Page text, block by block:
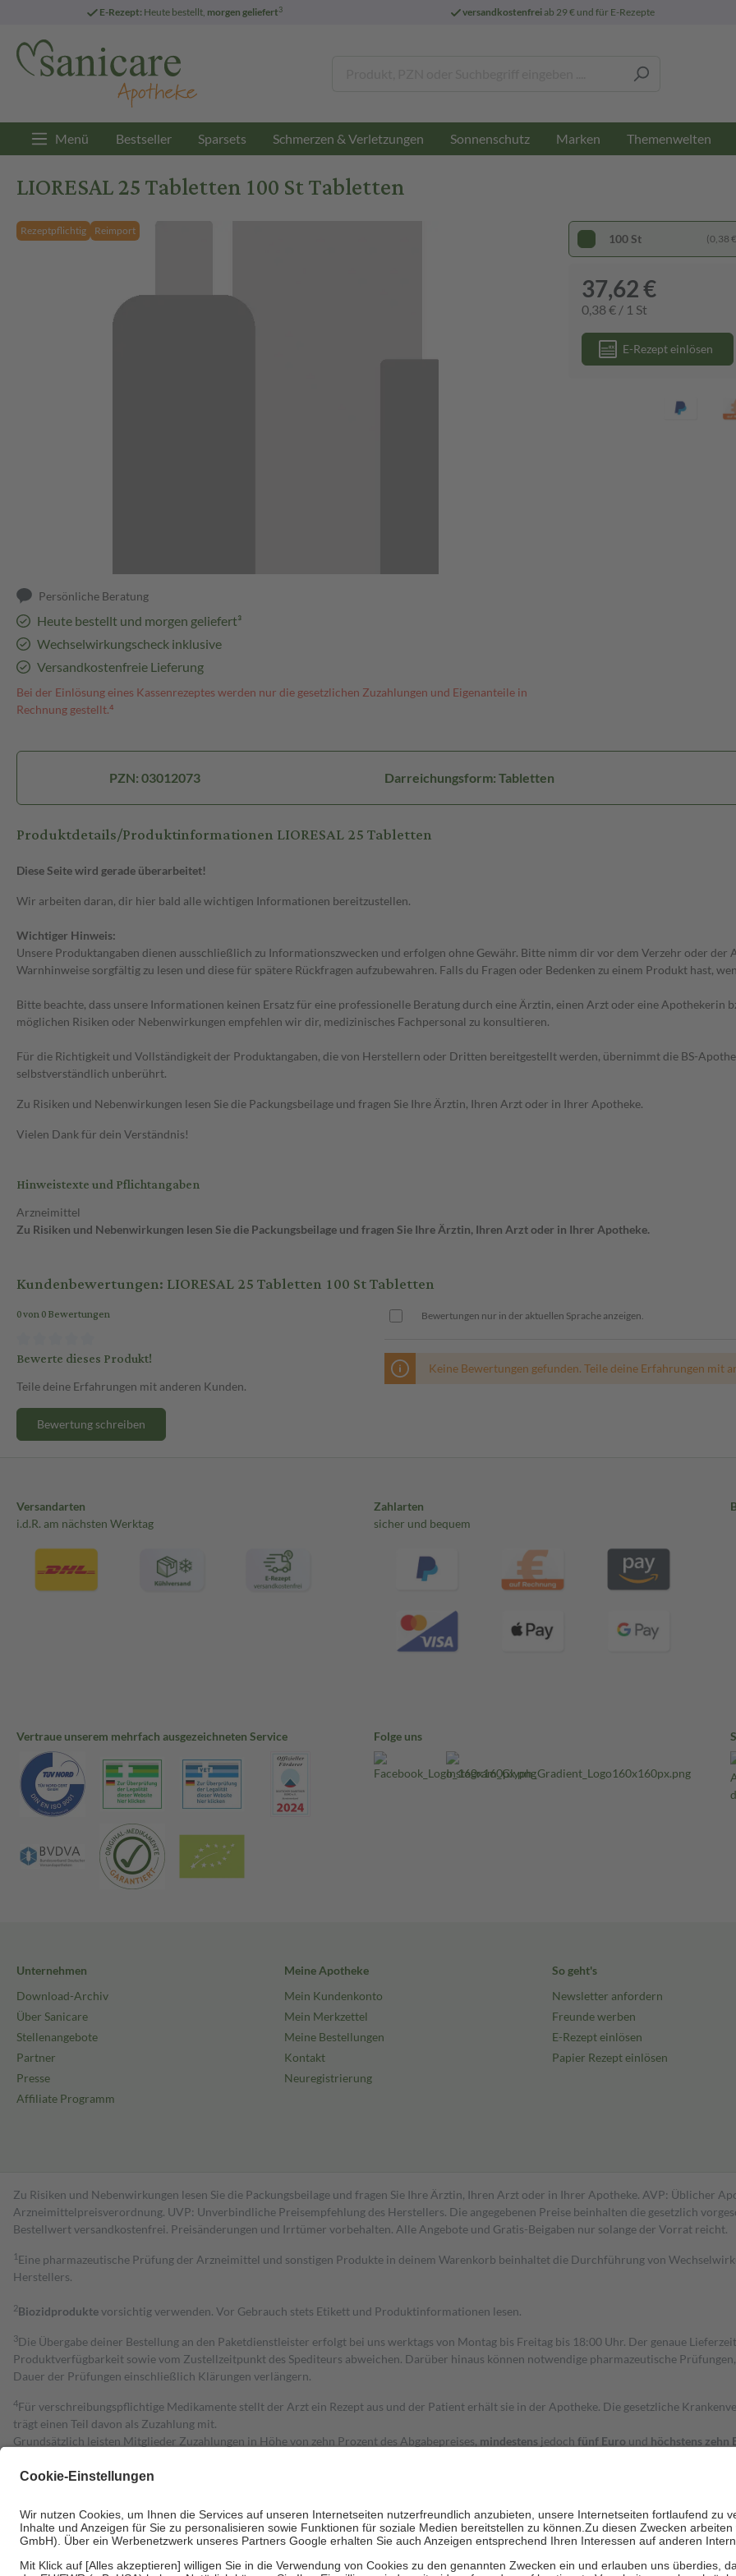
E-Rezept: Heute bestellt, morgen geliefert3 versandkostenfreiab 29 € und für E-Rezepte
Menü Bestseller Sparsets Schmerzen & Verletzungen Sonnenschutz Marken Themenwelten
LIORESAL 25 Tabletten 100 St Tabletten
Rezeptpflichtig Reimport
Persönliche Beratung
Heute bestellt und morgen geliefert³
Wechselwirkungscheck inklusive
Versandkostenfreie Lieferung
Bei der Einlösung eines Kassenrezeptes werden nur die gesetzlichen Zuzahlungen und Eigenanteile in
Rechnung gestellt.⁴
100 St (0,38
37,62 €
0,38 € / 1 St
E-Rezept einlösen
PZN: 03012073 Darreichungsform: Tabletten
Produktdetails/Produktinformationen LIORESAL 25 Tabletten
Diese Seite wird gerade überarbeitet!
Wir arbeiten daran, dir hier bald alle wichtigen Informationen bereitzustellen.
Wichtiger Hinweis:
Unsere Produktangaben dienen ausschließlich zu Informationszwecken und erfolgen ohne Gewähr. Bitte nimm dir vor dem Verzehr oder
Warnhinweise sorgfältig zu lesen und diese für spätere Rückfragen aufzubewahren. Falls du Fragen oder Bedenken zu einem Produkt hast,
Bitte beachte, dass unsere Informationen keinen Ersatz für eine professionelle Beratung durch eine Ärztin, einen Arzt oder eine Apothekerin
möglichen Risiken oder Nebenwirkungen empfehlen wir dir, medizinisches Fachpersonal zu konsultieren.
Für die Richtigkeit und Vollständigkeit der Produktangaben, die von Herstellern oder Dritten bereitgestellt werden, übernimmt die BS-
selbstverständlich unberührt.
Zu Risiken und Nebenwirkungen lesen Sie die Packungsbeilage und fragen Sie Ihre Ärztin, Ihren Arzt oder in Ihrer Apotheke.
Vielen Dank für dein Verständnis!
Hinweistexte und Pflichtangaben
Arzneimittel
Zu Risiken und Nebenwirkungen lesen Sie die Packungsbeilage und fragen Sie Ihre Ärztin, Ihren Arzt oder in Ihrer Apotheke.
Kundenbewertungen: LIORESAL 25 Tabletten 100 St Tabletten
0 von 0 Bewertungen
Bewerte dieses Produkt!
Teile deine Erfahrungen mit anderen Kunden.
Bewertung schreiben
Bewertungen nur in der aktuellen Sprache anzeigen.
Keine Bewertungen gefunden. Teile deine Erfahrungen mit
Versandarten
i.d.R. am nächsten Werktag
Zahlarten
sicher und bequem
Vertraue unserem mehrfach ausgezeichneten Service Folge uns
Unternehmen
Download-Archiv
Über Sanicare
Stellenangebote
Partner
Presse
Affiliate Programm
Meine Apotheke
Mein Kundenkonto
Mein Merkzettel
Meine Bestellungen
Kontakt
Neuregistrierung
So geht's
Newsletter anfordern
Freunde werben
E-Rezept einlösen
Papier Rezept einlösen
Zu Risiken und Nebenwirkungen lesen Sie die Packungsbeilage und fragen Sie Ihre Ärztin, Ihren Arzt oder in Ihrer Apotheke. AVP: Üblicher
Arzneimittelpreisverordnung. UVP: Unverbindliche Preisempfehlung des Herstellers. Die angegebenen Preise beinhalten die gesetzlich
Bestell­wert versand­kosten­frei. Preisänderungen und Irrtümer vorbehalten. Alle Angebote und Gratis-Beigaben nur solange der Vorrat reicht.
1 Eine pharmazeutische Prüfung der Arzneimittel und sonstigen Produkte in deinem Warenkorb beinhaltet die Durchführung von
Herstellers.
2Biozidproduktevorsichtig verwenden. Vor Gebrauch stets Etikett und Produktinformationen lesen.
3Die Übergabe deiner Bestellung an den Paketdienstleister erfolgt bei uns werktags von Montag bis Freitag bis 18:00 Uhr. Der genaue
Produktverfügbarkeit sowie vom Zustellzeitpunkt des Spediteurs abweichen. Darüber hinaus können notwendige pharmazeutische
Dauer der Prüfungen einschließlich Klärungen verlängern.
4Für verschreibungspflichtige Medikamente stellt der Arzt ein Rezept aus und der Patient erhält sie in der Apotheke. Die gesetzliche
trägt einen Teil davon als Zuzahlung mit.
Grundsätzlich leisten Mitglieder Zuzahlungen in Höhe von zehn Prozent des Abgabepreises, mindestens jedoch fünf Euro und höchstens zehn
Diese Regeln gelten grundsätzlich auch für Online-Apotheken.
Um das Engagement der Versicherten für ihre eigene Gesundheit zu stärken und die besondere Stellung der Familie zu unterstützen, fallen
• Kindern und Jugendlichen bis zum vollendeten 18. Lebensjahr mit Ausnahme der Fahrkosten
• Untersuchungen zur Vorsorge und Früherkennung, die von der GKV getragen werden
• empfohlenen Schutzimpfungen